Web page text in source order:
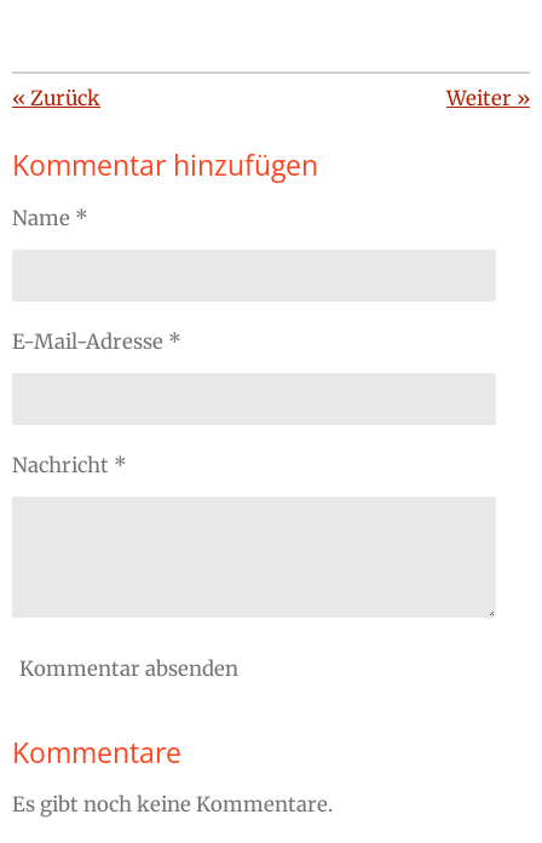
« Zurück Weiter »
Kommentar hinzufügen
Name *
E-Mail-Adresse *
Nachricht *
Kommentar absenden
Kommentare
Es gibt noch keine Kommentare.